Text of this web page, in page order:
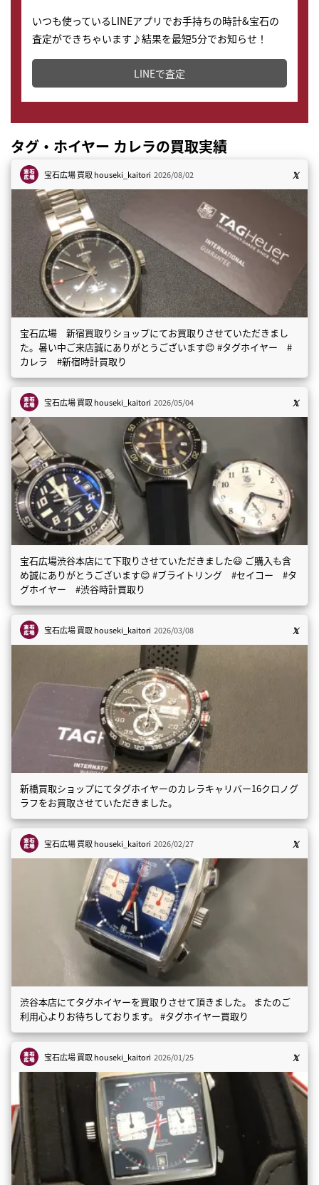
いつも使っているLINEアプリでお手持ちの時計&宝石の
査定ができちゃいます♪結果を最短5分でお知らせ！
どこからでもすぐに査定金額を知ることが出来ます。
LINEで査定
タグ・ホイヤー カレラの買取実績
宝石広場 買取houseki_kaitori 2026/08/02
宝石広場 新宿買取りショップにてお買取りさせていただきまし
た。暑い中ご来店誠にありがとうございます😊 #タグホイヤー #
カレラ #新宿時計買取り
宝石広場 買取houseki_kaitori 2026/05/04
宝石広場渋谷本店にて下取りさせていただきました😃 ご購入も含
め誠にありがとうございます😊 #ブライトリング #セイコー #タ
グホイヤー #渋谷時計買取り
宝石広場 買取houseki_kaitori 2026/03/08
新橋買取ショップにてタグホイヤーのカレラキャリバー16クロノグ
ラフをお買取させていただきました。
宝石広場 買取houseki_kaitori 2026/02/27
渋谷本店にてタグホイヤーを買取りさせて頂きました。 またのご
利用心よりお待ちしております。 #タグホイヤー買取り
宝石広場 買取houseki_kaitori 2026/01/25